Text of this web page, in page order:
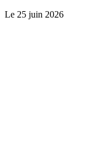
Le 25 juin 2026